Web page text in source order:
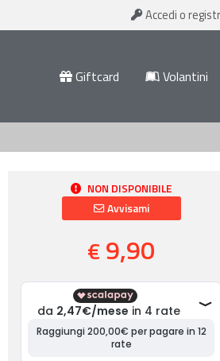
Accedi o
Giftcard Volantini
NON DISPONIBILE
Avvisami
€ 9,90